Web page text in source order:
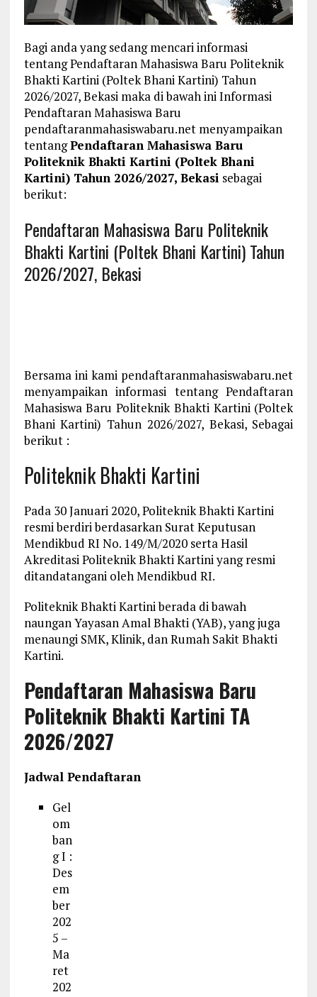
Bagi anda yang sedang mencari informasi
tentang Pendaftaran Mahasiswa Baru Politeknik
Bhakti Kartini (Poltek Bhani Kartini) Tahun
2026/2027, Bekasi maka di bawah ini Informasi
Pendaftaran Mahasiswa Baru
pendaftaranmahasiswabaru.net menyampaikan
tentangPendaftaran Mahasiswa Baru
Politeknik Bhakti Kartini (Poltek Bhani
Kartini) Tahun 2026/2027, Bekasi sebagai
berikut:
Pendaftaran Mahasiswa Baru Politeknik
Bhakti Kartini (Poltek Bhani Kartini) Tahun
2026/2027, Bekasi
Bersama ini kami pendaftaranmahasiswabaru.net
menyampaikan informasi tentang Pendaftaran
Mahasiswa Baru Politeknik Bhakti Kartini (Poltek
Bhani Kartini) Tahun 2026/2027, Bekasi, Sebagai
berikut :
Politeknik Bhakti Kartini
Pada 30 Januari 2020, Politeknik Bhakti Kartini
resmi berdiri berdasarkan Surat Keputusan
Mendikbud RI No. 149/M/2020 serta Hasil
Akreditasi Politeknik Bhakti Kartini yang resmi
ditandatangani oleh Mendikbud RI.
Politeknik Bhakti Kartini berada di bawah
naungan Yayasan Amal Bhakti (YAB), yang juga
menaungi SMK, Klinik, dan Rumah Sakit Bhakti
Kartini.
Pendaftaran Mahasiswa Baru
Politeknik Bhakti Kartini TA
2026/2027
Jadwal Pendaftaran
Gel
om
ban
g I :
Des
em
ber
202
5 –
Ma
ret
202